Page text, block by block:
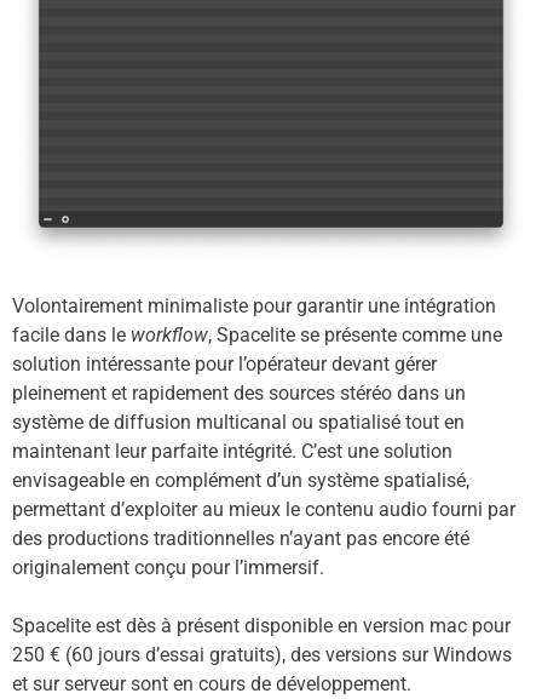
Volontairement minimaliste pour garantir une intégration
facile dans le workflow, Spacelite se présente comme une
solution intéressante pour l’opérateur devant gérer
pleinement et rapidement des sources stéréo dans un
système de diffusion multicanal ou spatialisé tout en
maintenant leur parfaite intégrité. C’est une solution
envisageable en complément d’un système spatialisé,
permettant d’exploiter au mieux le contenu audio fourni par
des productions traditionnelles n’ayant pas encore été
originalement conçu pour l’immersif.
Spacelite est dès à présent disponible en version mac pour
250 € (60 jours d’essai gratuits), des versions sur Windows
et sur serveur sont en cours de développement.